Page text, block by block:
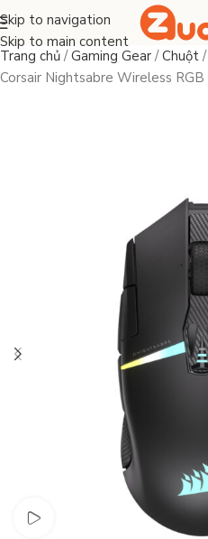
Skip to navigation
Skip to main content
Trang chủ /Gaming Gear /Chuột /
Corsair Nightsabre Wireless RGB